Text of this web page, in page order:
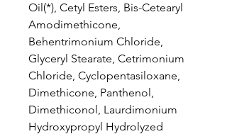
Oil(*), Cetyl Esters, Bis-Cetearyl
Amodimethicone,
Behentrimonium Chloride,
Glyceryl Stearate, Cetrimonium
Chloride, Cyclopentasiloxane,
Dimethicone, Panthenol,
Dimethiconol, Laurdimonium
Hydroxypropyl Hydrolyzed